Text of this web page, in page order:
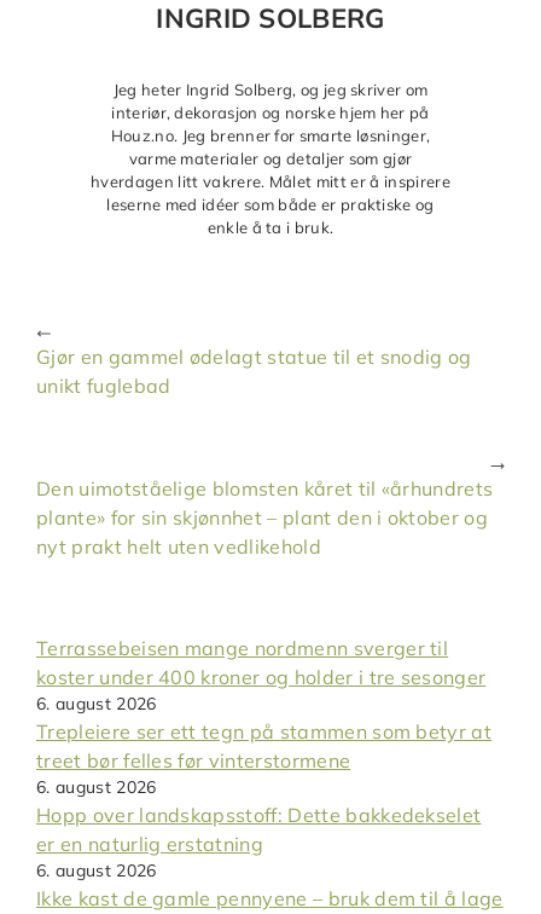
INGRID SOLBERG
Jeg heter Ingrid Solberg, og jeg skriver om
interiør, dekorasjon og norske hjem her på
Houz.no. Jeg brenner for smarte løsninger,
varme materialer og detaljer som gjør
hverdagen litt vakrere. Målet mitt er å inspirere
leserne med idéer som både er praktiske og
enkle å ta i bruk.
Gjør en gammel ødelagt statue til et snodig og
unikt fuglebad
Den uimotståelige blomsten kåret til «århundrets
plante» for sin skjønnhet – plant den i oktober og
nyt prakt helt uten vedlikehold
Terrassebeisen mange nordmenn sverger til
koster under 400 kroner og holder i tre sesonger
6. august 2026
Trepleiere ser ett tegn på stammen som betyr at
treet bør felles før vinterstormene
6. august 2026
Hopp over landskapsstoff: Dette bakkedekselet
er en naturlig erstatning
6. august 2026
Ikke kast de gamle pennyene – bruk dem til å lage